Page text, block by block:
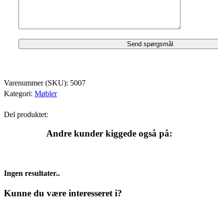
Varenummer (SKU): 5007
Kategori: Møbler
Del produktet:
Andre kunder kiggede også på:
Ingen resultater..
Kunne du være interesseret i?